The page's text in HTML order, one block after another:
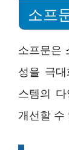
소프
소프문은
성을 극
스템의
개선할 수